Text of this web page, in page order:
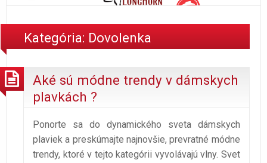
Kategória: Dovolenka
Aké sú módne trendy v dámskych
plavkách ?
Ponorte sa do dynamického sveta dámskych
plaviek a preskúmajte najnovšie, prevratné módne
trendy, ktoré v tejto kategórii vyvolávajú vlny. Svet